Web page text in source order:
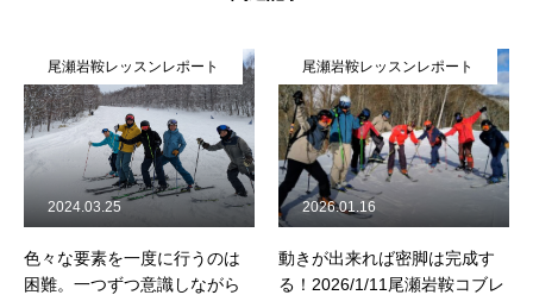
尾瀬岩鞍レッスンレポート
色々な要素を一度に行うのは
困難。一つずつ意識しながら
2024.03.25
尾瀬岩鞍レッスンレポート
動きが出来れば密脚は完成す
る！2026/1/11尾瀬岩鞍コブレ
2026.01.16